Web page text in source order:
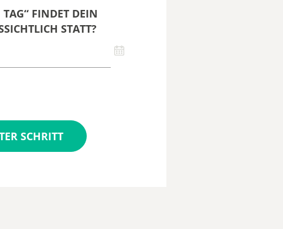
FINDET DEIN
STATT?
SCHRITT